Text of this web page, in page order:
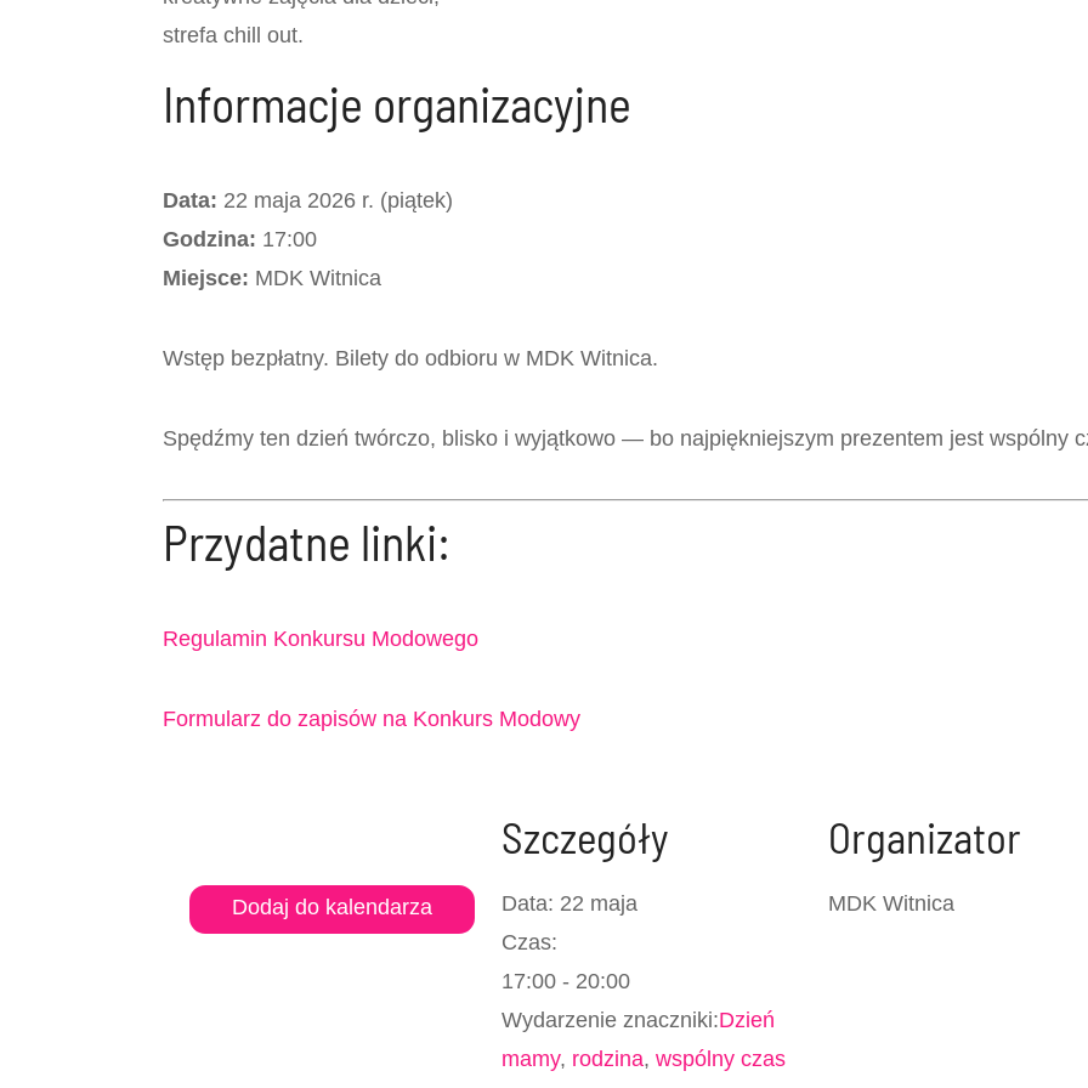
strefa chill out.
Informacje organizacyjne
Data: 22 maja 2026 r. (piątek)
Godzina: 17:00
Miejsce: MDK Witnica
Wstęp bezpłatny. Bilety do odbioru w MDK Witnica.
Spędźmy ten dzień twórczo, blisko i wyjątkowo — bo najpiękniejszym prezentem jest wspólny
Przydatne linki:
Regulamin Konkursu Modowego
Formularz do zapisów na Konkurs Modowy
Dodaj do kalendarza
Szczegóły
Data: 22 maja
Czas:
17:00 - 20:00
Wydarzenie znaczniki:Dzień
mamy, rodzina,wspólny czas
Organizator
MDK Witnica